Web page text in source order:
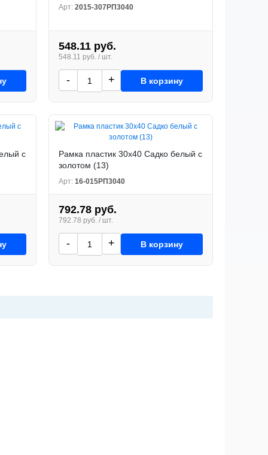
Арт: 2015-307РП3040
548.11 руб.
548.11 руб. / шт.
- + В корзину
с
Рамка пластик 30x40 Садко белый с
золотом (13)
Арт: 16-015РП3040
792.78 руб.
792.78 руб. / шт.
- + В корзину